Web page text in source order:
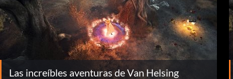
Las increíbles aventuras de Van Helsing